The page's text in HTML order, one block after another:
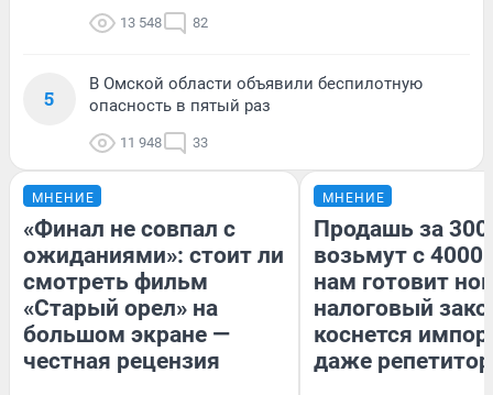
13 548 82
5
В Омской области объявили беспилотную
опасность в пятый раз
11 948 33
МНЕНИЕ
«Финал не совпал с
ожиданиями»: стоит ли
смотреть фильм
«Старый орел» на
большом экране —
честная рецензия
МНЕНИЕ
Продашь за
возьмут с
нам готовит
налоговый
коснется
даже